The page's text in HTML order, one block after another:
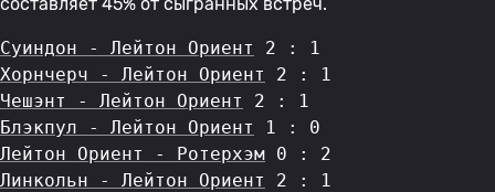
Суиндон - Лейтон Ориент
2 : 1
Хорнчерч - Лейтон Ориент
2 : 1
Чешэнт - Лейтон Ориент
2 : 1
Блэкпул - Лейтон Ориент
1 : 0
Лейтон Ориент - Ротерхэм 0 : 2
Линкольн - Лейтон Ориент
2 : 1